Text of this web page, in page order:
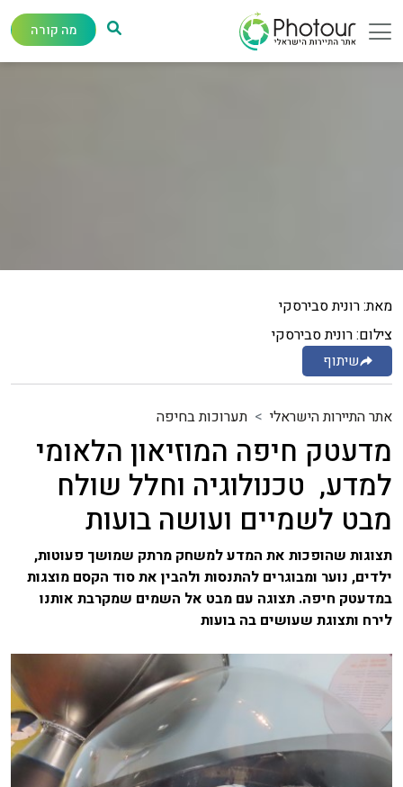
מה קורה
מאת: רונית סבירסקי
צילום: רונית סבירסקי
שיתוף
אתר התיירות הישראלי תערוכות בחיפה
מדעטק חיפה המוזיאון הלאומי
למדע, טכנולוגיה וחלל שולח
מבט לשמיים ועושה בועות
תצוגות שהופכות את המדע למשחק מרתק שמושך פעוטות,
ילדים, נוער ומבוגרים להתנסות ולהבין את סוד הקסם מוצגות
במדעטק חיפה. תצוגה עם מבט אל השמים שמקרבת אותנו
לירח ותצוגת שעושים בה בועות